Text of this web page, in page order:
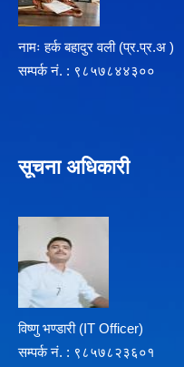
नामः हर्क बहादुर वली (प्र‍.प्र.अ )
सम्पर्क न‌ं. : ९८५७८४४३००
सूचना अधिकारी
विष्णु भण्डारी (IT Officer)
सम्पर्क न‌ं. : ९८५७८२३६०१